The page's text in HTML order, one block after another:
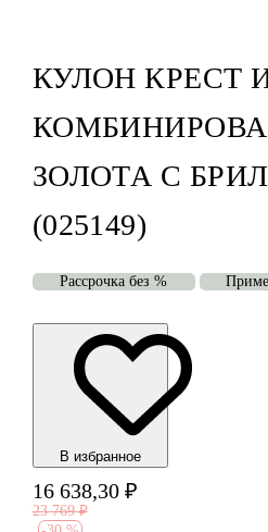
КУЛОН КРЕСТ
ЗОЛОТА С
(025149)
Рассрочка без %
В избранноe
16 638,30 ₽
23 769 ₽